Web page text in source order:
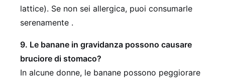
lattice). Se non sei allergica, puoi consumarle
serenamente .
9. Le banane in gravidanza possono causare
bruciore di stomaco?
In alcune donne, le banane possono peggiorare